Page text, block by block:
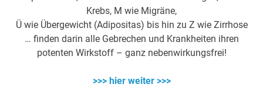
Krebs, M wie Migräne,
Ü wie Übergewicht (Adipositas) bis hin zu Z wie Zirrhose
… finden darin alle Gebrechen und Krankheiten ihren
potenten Wirkstoff – ganz nebenwirkungsfrei!
>>> hier weiter >>>